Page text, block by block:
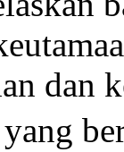
dan